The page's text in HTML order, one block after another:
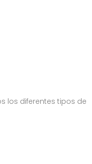
los diferentes tipos de